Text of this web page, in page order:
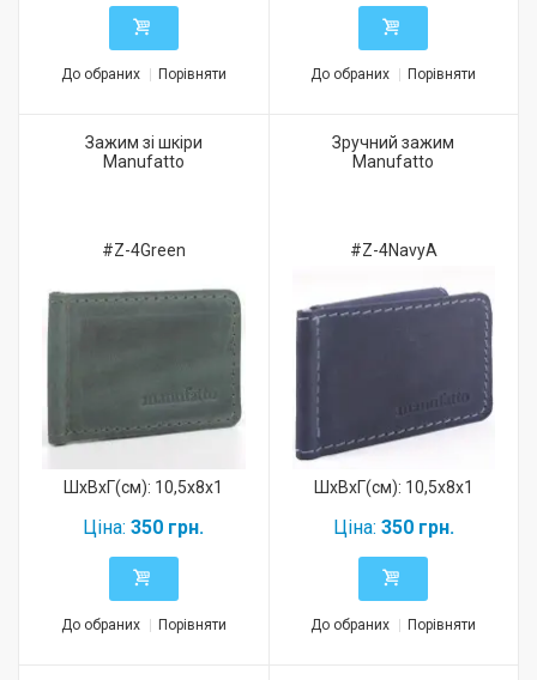
До обраних Порівняти До обраних Порівняти
Зажим зі шкіри
Manufatto
#Z-4Green
ШхВхГ(см): 10,5x8x1
Ціна: 350 грн.
До обраних Порівняти
Зручний зажим
Manufatto
#Z-4NavyA
ШхВхГ(см): 10,5x8x1
Ціна: 350 грн.
До обраних Порівняти